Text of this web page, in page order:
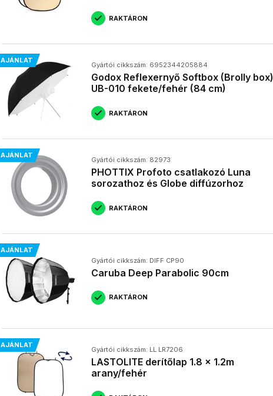
RAKTÁRON
AJÁNLAT
Gyártói cikkszám: 6952344205884
Godox Reflexernyő Softbox (Brolly box)
UB-010 fekete/fehér (84 cm)
RAKTÁRON
AJÁNLAT
Gyártói cikkszám: 82973
PHOTTIX Profoto csatlakozó Luna
sorozathoz és Globe diffúzorhoz
RAKTÁRON
AJÁNLAT
Gyártói cikkszám: DIFF CP90
Caruba Deep Parabolic 90cm
RAKTÁRON
AJÁNLAT
Gyártói cikkszám: LL LR7206
LASTOLITE derítőlap 1.8 x 1.2m
arany/fehér